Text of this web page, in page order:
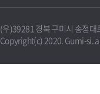
(우)39281 경북 구미시 송정
Copyright(c) 2020. Gumi-si.